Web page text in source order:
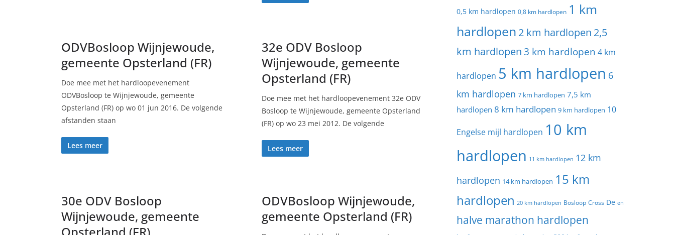
ODVBosloop Wijnjewoude,
gemeente Opsterland (FR)
Doe mee met het hardloopevenement
ODVBosloop te Wijnjewoude, gemeente
Opsterland (FR) op wo 01 jun 2016. De volgende
afstanden staan
Lees meer
32e ODV Bosloop
Wijnjewoude, gemeente
Opsterland (FR)
Doe mee met het hardloopevenement 32e ODV
Bosloop te Wijnjewoude, gemeente Opsterland
(FR) op wo 23 mei 2012. De volgende
Lees meer
30e ODV Bosloop
Wijnjewoude, gemeente
ODVBosloop Wijnjewoude,
gemeente Opsterland (FR)
0,5 km hardlopen 0,8 km hardlopen 1 km
hardlopen 2 km hardlopen 2,5
km hardlopen 3 km hardlopen 4 km
hardlopen 5 km hardlopen 6
km hardlopen 7 km hardlopen 7,5 km
hardlopen 8 km hardlopen 9 km hardlopen 10
Engelse mijl hardlopen 10 km
hardlopen 11 km hardlopen 12 km
hardlopen 14 km hardlopen 15 km
hardlopen 20 km hardlopen Bosloop Cross De en
halve marathon hardlopen